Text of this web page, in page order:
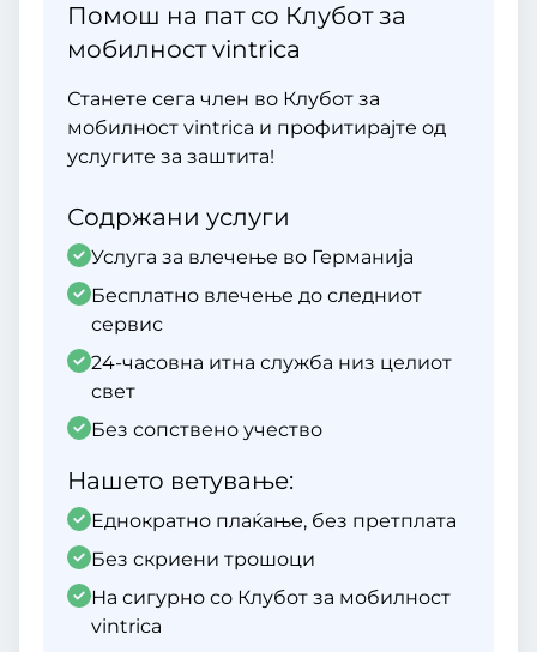
Помош на пат со Клубот за
мобилност vintrica
Станете сега член во Клубот за
мобилност vintrica и профитирајте од
услугите за заштита!
Содржани услуги
Услуга за влечење во Германија
Бесплатно влечење до следниот
сервис
24-часовна итна служба низ целиот
свет
Без сопствено учество
Нашето ветување:
Еднократно плаќање, без претплата
Без скриени трошоци
На сигурно со Клубот за мобилност
vintrica